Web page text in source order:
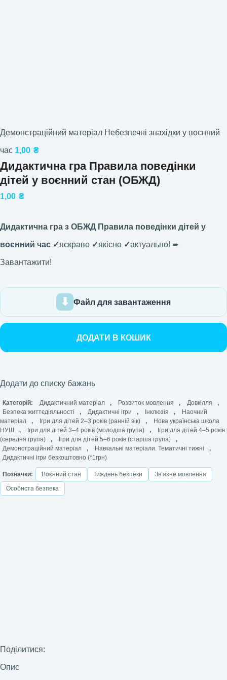
Демонстраційний матеріал Небезпечні знахідки у воєнний
час 1,00 ₴
Дидактична гра Правила поведінки
дітей у воєнний стан (ОБЖД)
1,00 ₴
Дидактична гра з ОБЖД Правила поведінки дітей у
воєнний час ✓яскраво ✓якісно ✓актуально! ➨
Завантажити!
Файл для завантаження
ДОДАТИ В КОШИК
Додати до списку бажань
Категорій: Дидактичний матеріал , Розвиток мовлення , Довкілля
,
Безпека життєдіяльності
, Дидактичні ігри , Інклюзія ,
Наочний
матеріал
, Ігри для дітей 2–3 років (ранній вік) ,
Нова українська школа
НУШ
, Ігри для дітей 3–4 років (молодша група) ,
Ігри для дітей 4–5 років
(середня група)
, Ігри для дітей 5–6 років (старша група)
,
Демонстраційний матеріал
, Навчальні матеріали. Тематичні тижні
,
Дидактичні ігри безкоштовно (*1грн)
Позначки: Воєнний стан Тиждень безпеки
Звʼязне мовлення
Особиста безпека
Поділитися:
Опис